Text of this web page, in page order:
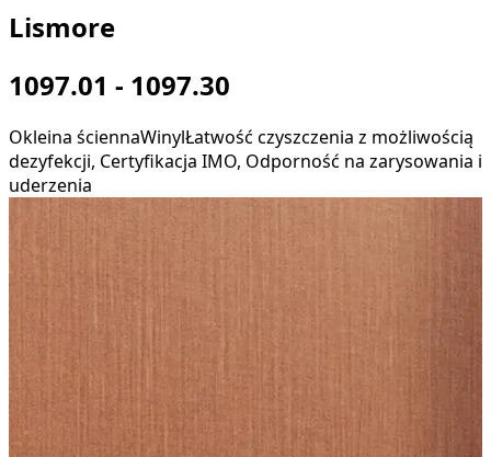
Lismore
1097.01 - 1097.30
Okleina ściennaWinylŁatwość czyszczenia z możliwością
dezyfekcji, Certyfikacja IMO, Odporność na zarysowania i
uderzenia